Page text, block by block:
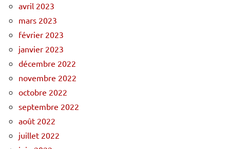
avril 2023
mars 2023
février 2023
janvier 2023
décembre 2022
novembre 2022
octobre 2022
septembre 2022
août 2022
juillet 2022